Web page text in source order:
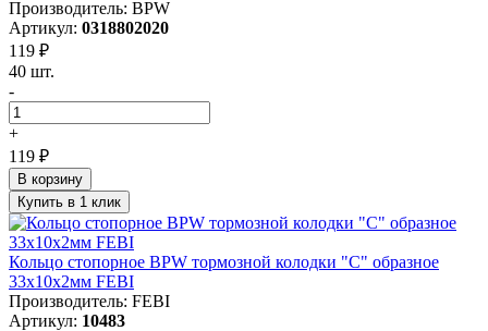
Производитель: BPW
Артикул: 0318802020
119 ₽
40 шт.
-
+
119 ₽
В корзину
Купить в 1 клик
Кольцо стопорное BPW тормозной колодки "С" образное
33x10x2мм FEBI
Производитель: FEBI
Артикул: 10483